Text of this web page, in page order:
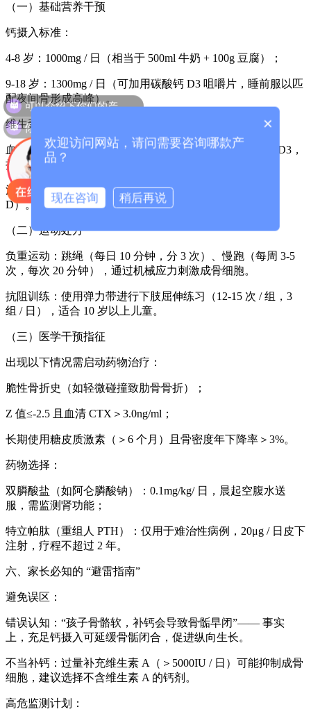
（一）基础营养干预
钙摄入标准：
4-8 岁：1000mg / 日（相当于 500ml 牛奶 + 100g 豆腐）；
9-18 岁：1300mg / 日（可加用碳酸钙 D3 咀嚼片，睡前服以匹
配夜间骨形成高峰）。
维生素 D 补充：
血清 25 (OH) D＜20ng/ml：每日补充 800-1000IU 维生素 D3，
持续 3 个月后复查；
注意：肥胖儿童需双倍剂量（脂肪组织会 “扣押” 维生素
D）。
（二）运动处方
负重运动：跳绳（每日 10 分钟，分 3 次）、慢跑（每周 3-5
次，每次 20 分钟），通过机械应力刺激成骨细胞。
抗阻训练：使用弹力带进行下肢屈伸练习（12-15 次 / 组，3
组 / 日），适合 10 岁以上儿童。
（三）医学干预指征
出现以下情况需启动药物治疗：
脆性骨折史（如轻微碰撞致肋骨骨折）；
Z 值≤-2.5 且血清 CTX＞3.0ng/ml；
长期使用糖皮质激素（＞6 个月）且骨密度年下降率＞3%。
药物选择：
双膦酸盐（如阿仑膦酸钠）：0.1mg/kg/ 日，晨起空腹水送
服，需监测肾功能；
特立帕肽（重组人 PTH）：仅用于难治性病例，20μg / 日皮下
注射，疗程不超过 2 年。
六、家长必知的 “避雷指南”
避免误区：
错误认知：“孩子骨骼软，补钙会导致骨骺早闭”—— 事实
上，充足钙摄入可延缓骨骺闭合，促进纵向生长。
不当补钙：过量补充维生素 A（＞5000IU / 日）可能抑制成骨
细胞，建议选择不含维生素 A 的钙剂。
高危监测计划：
可以介绍下你们的产品么？
你们是怎么收费的呢？ ×
欢迎访问网站，请问需要咨询哪款产
品？
现在咨询 稍后再说